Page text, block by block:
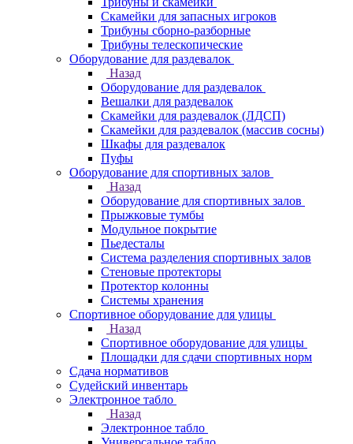
Скамейки для запасных игроков
Трибуны сборно-разборные
Трибуны телескопические
Оборудование для раздевалок
Назад
Оборудование для раздевалок
Вешалки для раздевалок
Скамейки для раздевалок (ЛДСП)
Скамейки для раздевалок (массив сосны)
Шкафы для раздевалок
Пуфы
Оборудование для спортивных залов
Назад
Оборудование для спортивных залов
Прыжковые тумбы
Модульное покрытие
Пьедесталы
Система разделения спортивных залов
Стеновые протекторы
Протектор колонны
Системы хранения
Спортивное оборудование для улицы
Назад
Спортивное оборудование для улицы
Площадки для сдачи спортивных норм
Сдача нормативов
Судейский инвентарь
Электронное табло
Назад
Электронное табло